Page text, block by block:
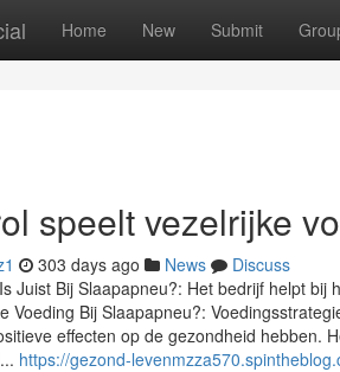
Home New Submit
speelt vezelrijke
303 days ago News
Discuss
Juist Bij Slaapapneu?: Het bedrijf helpt
Voeding Bij Slaapapneu?:
effecten op de gezondheid hebben.
https://gezond-